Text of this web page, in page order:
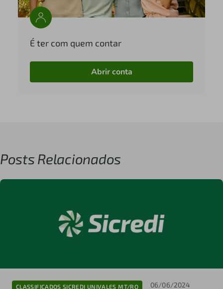
É ter com quem contar
Abrir conta
Posts Relacionados
CLASSIFICADOS SICREDI UNIVALES MT/RO 06/06/2024